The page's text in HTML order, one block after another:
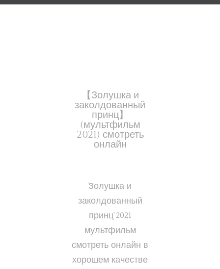
【Золушка и
заколдованный
принц】
(мультфильм
2021) смотреть
онлайн
`Золушка и
заколдованный
принц` 2021
мультфильм
смотреть онлайн в
хорошем качестве